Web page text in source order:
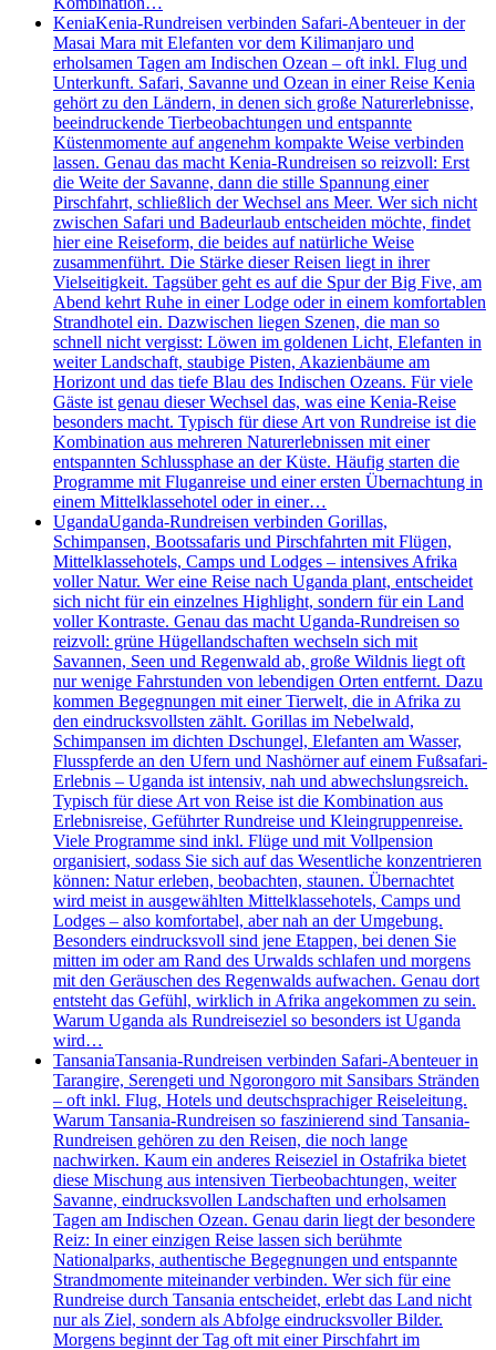
KeniaKenia-Rundreisen verbinden Safari-Abenteuer in der
Masai Mara mit Elefanten vor dem Kilimanjaro und
erholsamen Tagen am Indischen Ozean – oft inkl. Flug und
Unterkunft. Safari, Savanne und Ozean in einer Reise Kenia
gehört zu den Ländern, in denen sich große Naturerlebnisse,
beeindruckende Tierbeobachtungen und entspannte
Küstenmomente auf angenehm kompakte Weise verbinden
lassen. Genau das macht Kenia-Rundreisen so reizvoll: Erst
die Weite der Savanne, dann die stille Spannung einer
Pirschfahrt, schließlich der Wechsel ans Meer. Wer sich nicht
zwischen Safari und Badeurlaub entscheiden möchte, findet
hier eine Reiseform, die beides auf natürliche Weise
zusammenführt. Die Stärke dieser Reisen liegt in ihrer
Vielseitigkeit. Tagsüber geht es auf die Spur der Big Five, am
Abend kehrt Ruhe in einer Lodge oder in einem komfortablen
Strandhotel ein. Dazwischen liegen Szenen, die man so
schnell nicht vergisst: Löwen im goldenen Licht, Elefanten in
weiter Landschaft, staubige Pisten, Akazienbäume am
Horizont und das tiefe Blau des Indischen Ozeans. Für viele
Gäste ist genau dieser Wechsel das, was eine Kenia-Reise
besonders macht. Typisch für diese Art von Rundreise ist die
Kombination aus mehreren Naturerlebnissen mit einer
entspannten Schlussphase an der Küste. Häufig starten die
Programme mit Fluganreise und einer ersten Übernachtung in
einem Mittelklassehotel oder in einer…
UgandaUganda-Rundreisen verbinden Gorillas,
Schimpansen, Bootssafaris und Pirschfahrten mit Flügen,
Mittelklassehotels, Camps und Lodges – intensives Afrika
voller Natur. Wer eine Reise nach Uganda plant, entscheidet
sich nicht für ein einzelnes Highlight, sondern für ein Land
voller Kontraste. Genau das macht Uganda-Rundreisen so
reizvoll: grüne Hügellandschaften wechseln sich mit
Savannen, Seen und Regenwald ab, große Wildnis liegt oft
nur wenige Fahrstunden von lebendigen Orten entfernt. Dazu
kommen Begegnungen mit einer Tierwelt, die in Afrika zu
den eindrucksvollsten zählt. Gorillas im Nebelwald,
Schimpansen im dichten Dschungel, Elefanten am Wasser,
Flusspferde an den Ufern und Nashörner auf einem Fußsafari-
Erlebnis – Uganda ist intensiv, nah und abwechslungsreich.
Typisch für diese Art von Reise ist die Kombination aus
Erlebnisreise, Geführter Rundreise und Kleingruppenreise.
Viele Programme sind inkl. Flüge und mit Vollpension
organisiert, sodass Sie sich auf das Wesentliche konzentrieren
können: Natur erleben, beobachten, staunen. Übernachtet
wird meist in ausgewählten Mittelklassehotels, Camps und
Lodges – also komfortabel, aber nah an der Umgebung.
Besonders eindrucksvoll sind jene Etappen, bei denen Sie
mitten im oder am Rand des Urwalds schlafen und morgens
mit den Geräuschen des Regenwalds aufwachen. Genau dort
entsteht das Gefühl, wirklich in Afrika angekommen zu sein.
Warum Uganda als Rundreiseziel so besonders ist Uganda
wird…
TansaniaTansania-Rundreisen verbinden Safari-Abenteuer in
Tarangire, Serengeti und Ngorongoro mit Sansibars Stränden
– oft inkl. Flug, Hotels und deutschsprachiger Reiseleitung.
Warum Tansania-Rundreisen so faszinierend sind Tansania-
Rundreisen gehören zu den Reisen, die noch lange
nachwirken. Kaum ein anderes Reiseziel in Ostafrika bietet
diese Mischung aus intensiven Tierbeobachtungen, weiter
Savanne, eindrucksvollen Landschaften und erholsamen
Tagen am Indischen Ozean. Genau darin liegt der besondere
Reiz: In einer einzigen Reise lassen sich berühmte
Nationalparks, authentische Begegnungen und entspannte
Strandmomente miteinander verbinden. Wer sich für eine
Rundreise durch Tansania entscheidet, erlebt das Land nicht
nur als Ziel, sondern als Abfolge eindrucksvoller Bilder.
Morgens beginnt der Tag oft mit einer Pirschfahrt im